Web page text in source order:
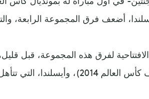
الارجنتين (وصيف كأس العالم